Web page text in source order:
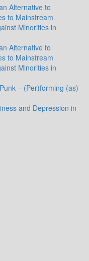
Alternative to
to Mainstream
Minorities in
Alternative to
to Mainstream
Minorities in
– (Per)forming (as)
and Depression in